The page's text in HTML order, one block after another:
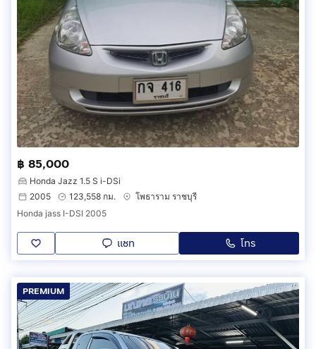
฿ 85,000
Honda Jazz 1.5 S i-DSi
2005
123,558 กม.
โพธาราม ราชบุรี
Honda jass I-DSI 2005
แชท โทร
PREMIUM